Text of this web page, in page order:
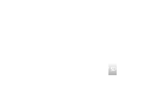
Фото: Наталья
1 / 5